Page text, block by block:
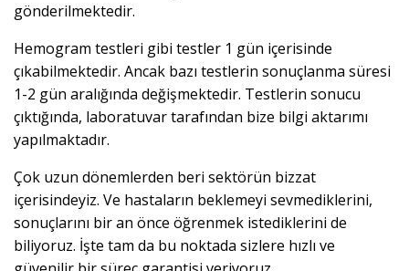
gönderilmektedir.
Hemogram testleri gibi testler 1 gün içerisinde
çıkabilmektedir. Ancak bazı testlerin sonuçlanma süresi
1-2 gün aralığında değişmektedir. Testlerin sonucu
çıktığında, laboratuvar tarafından bize bilgi aktarımı
yapılmaktadır.
Çok uzun dönemlerden beri sektörün bizzat
içerisindeyiz. Ve hastaların beklemeyi sevmediklerini,
sonuçlarını bir an önce öğrenmek istediklerini de
biliyoruz. İşte tam da bu noktada sizlere hızlı ve